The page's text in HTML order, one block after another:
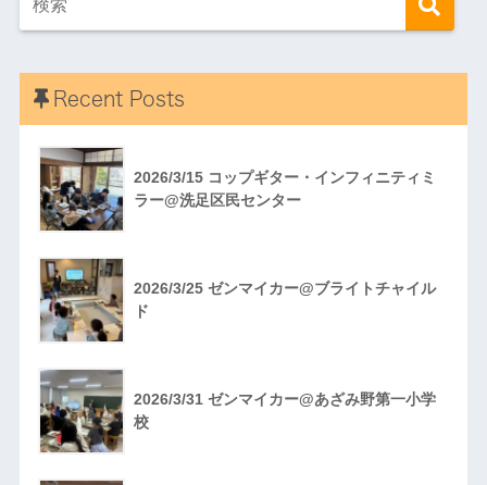
Recent Posts
2026/3/15 コップギター・インフィニティミ
ラー@洗足区民センター
2026/3/25 ゼンマイカー@ブライトチャイル
ド
2026/3/31 ゼンマイカー@あざみ野第一小学
校